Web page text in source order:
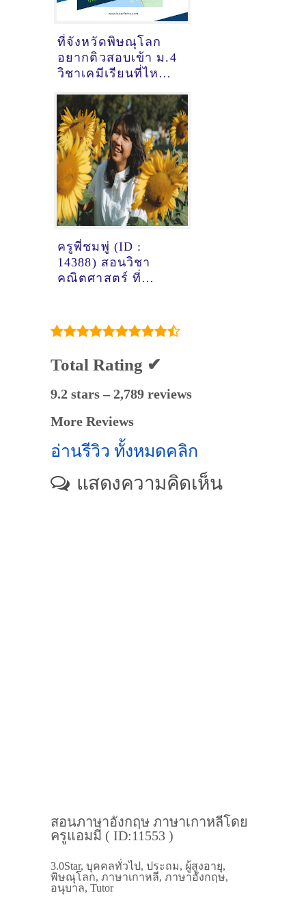
ที่จังหวัดพิษณุโลก
อยากติวสอบเข้า ม.4
วิชาเคมีเรียนที่ไหนดี
ครูพี่ชมพู่ (ID :
14388) สอนวิชา
คณิตศาสตร์ ที่
Total Rating ✔
9.2 stars – 2,789 reviews
More Reviews
อ่านรีวิว ทั้งหมดคลิก
แสดงความคิดเห็น
สอนภาษาอังกฤษ ภาษาเกาหลีโดย
ครูแอมมี่ ( ID:11553 )
3.0Star, บุคคลทั่วไป, ประถม, ผู้สูงอายุ,
พิษณุโลก, ภาษาเกาหลี, ภาษาอังกฤษ,
อนุบาล, Tutor